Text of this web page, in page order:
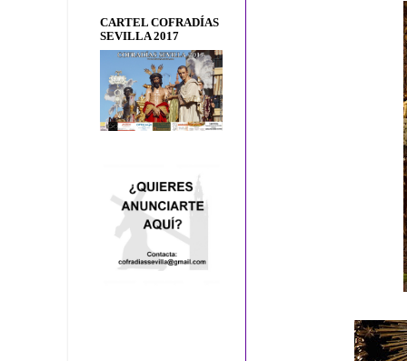
CARTEL COFRADÍAS
SEVILLA 2017